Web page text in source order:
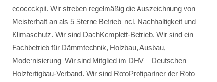
ecocockpit. Wir streben regelmäßig die Auszeichnung von
Meisterhaft an als 5 Sterne Betrieb incl. Nachhaltigkeit und
Klimaschutz. Wir sind DachKomplett-Betrieb. Wir sind ein
Fachbetrieb für Dämmtechnik, Holzbau, Ausbau,
Modernisierung. Wir sind Mitglied im DHV – Deutschen
Holzfertigbau-Verband. Wir sind RotoProfipartner der Roto